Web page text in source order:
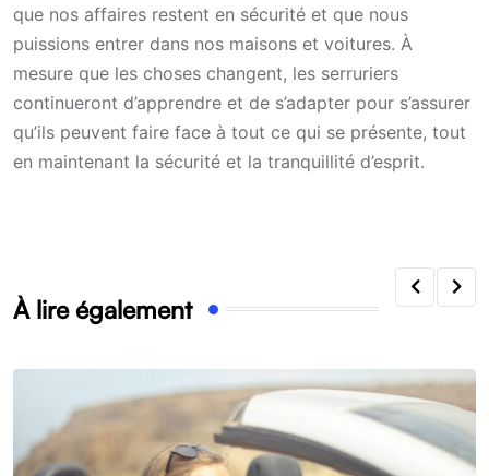
que nos affaires restent en sécurité et que nous
puissions entrer dans nos maisons et voitures. À
mesure que les choses changent, les serruriers
continueront d’apprendre et de s’adapter pour s’assurer
qu’ils peuvent faire face à tout ce qui se présente, tout
en maintenant la sécurité et la tranquillité d’esprit.
À lire également